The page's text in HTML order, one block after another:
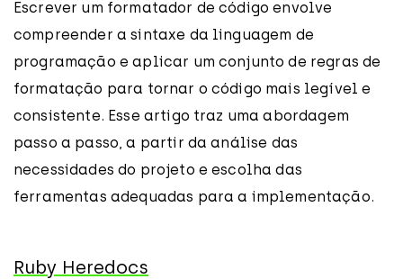
Escrever um formatador de código envolve
compreender a sintaxe da linguagem de
programação e aplicar um conjunto de regras de
formatação para tornar o código mais legível e
consistente. Esse artigo traz uma abordagem
passo a passo, a partir da análise das
necessidades do projeto e escolha das
ferramentas adequadas para a implementação.
Ruby Heredocs